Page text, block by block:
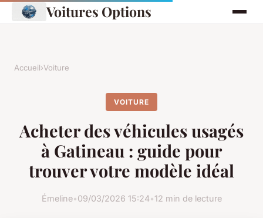
Voitures Options
Accueil›Voiture
VOITURE
Acheter des véhicules usagés
à Gatineau : guide pour
trouver votre modèle idéal
Émeline•09/03/2026 15:24•12 min de lecture